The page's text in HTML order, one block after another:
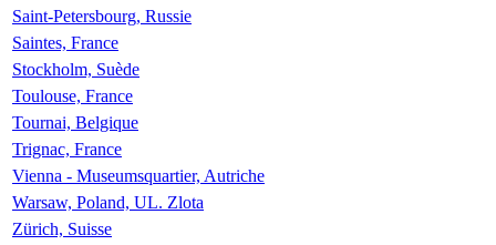
Saint-Petersbourg, Russie
Saintes, France
Stockholm, Suède
Toulouse, France
Tournai, Belgique
Trignac, France
Vienna - Museumsquartier, Autriche
Warsaw, Poland, UL. Zlota
Zürich, Suisse